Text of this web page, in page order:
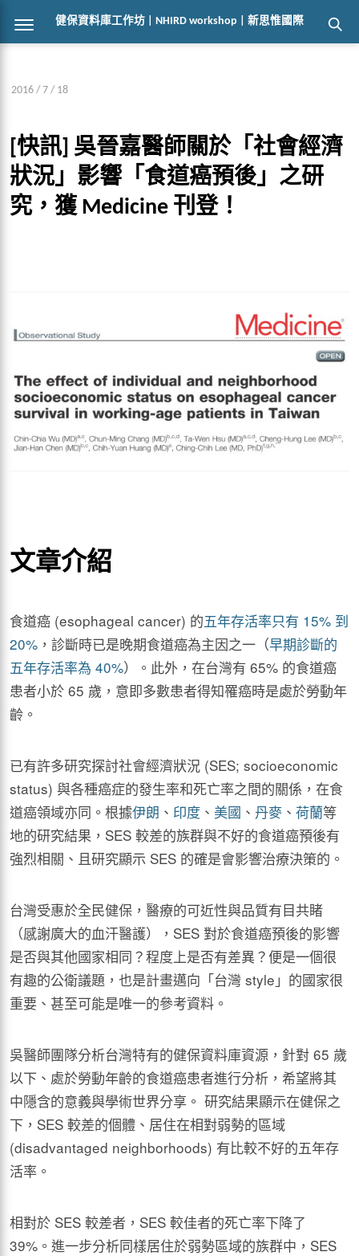
健保資料庫工作坊 | NHIRD workshop | 新思惟國際
2016 / 7 / 18
[快訊] 吳晉嘉醫師關於「社會經濟
狀況」影響「食道癌預後」之研
究，獲 Medicine 刊登！
文章介紹
食道癌 (esophageal cancer) 的五年存活率只有 15% 到
20% ，診斷時已是晚期食道癌為主因之一（早期診斷的
五年存活率為 40%）。此外，在台灣有 65% 的食道癌
患者小於 65 歲，意即多數患者得知罹癌時是處於勞動年
齡。
已有許多研究探討社會經濟狀況 (SES; socioeconomic
status) 與各種癌症的發生率和死亡率之間的關係，在食
道癌領域亦同。根據伊朗 、 印度 、 美國 、 丹麥 、 荷蘭等
地的研究結果，SES 較差的族群與不好的食道癌預後有
強烈相關、且研究顯示 SES 的確是會影響治療決策的。
台灣受惠於全民健保，醫療的可近性與品質有目共睹
（感謝廣大的血汗醫護），SES 對於食道癌預後的影響
是否與其他國家相同？程度上是否有差異？便是一個很
有趣的公衛議題，也是計畫邁向「台灣 style」的國家很
重要、甚至可能是唯一的參考資料。
吳醫師團隊分析台灣特有的健保資料庫資源，針對 65 歲
以下、處於勞動年齡的食道癌患者進行分析，希望將其
中隱含的意義與學術世界分享。 研究結果顯示在健保之
下，SES 較差的個體、居住在相對弱勢的區域
(disadvantaged neighborhoods) 有比較不好的五年存
活率。
相對於 SES 較差者，SES 較佳者的死亡率下降了
39%。進一步分析同樣居住於弱勢區域的族群中，SES